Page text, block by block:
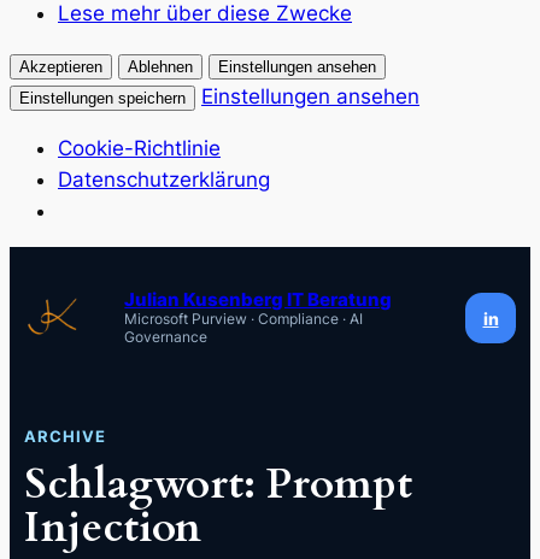
Lese mehr über diese Zwecke
Akzeptieren Ablehnen
Einstellungen ansehen
Einstellungen speichern
Einstellungen ansehen
Cookie-Richtlinie
Datenschutzerklärung
springen
Julian Kusenberg IT Beratung
Microsoft Purview · Compliance · AI
Governance
in
ARCHIVE
Schlagwort: Prompt
Injection